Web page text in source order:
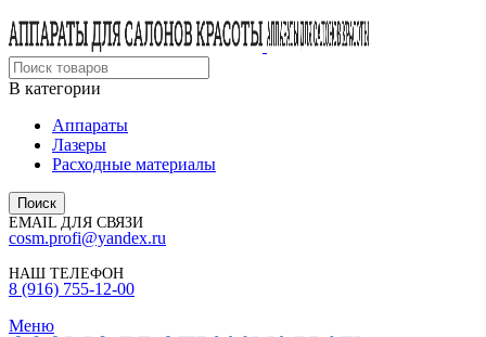
В категории
Аппараты
Лазеры
Расходные материалы
Поиск
EMAIL ДЛЯ СВЯЗИ
cosm.profi@yandex.ru
НАШ ТЕЛЕФОН
8 (916) 755-12-00
Меню